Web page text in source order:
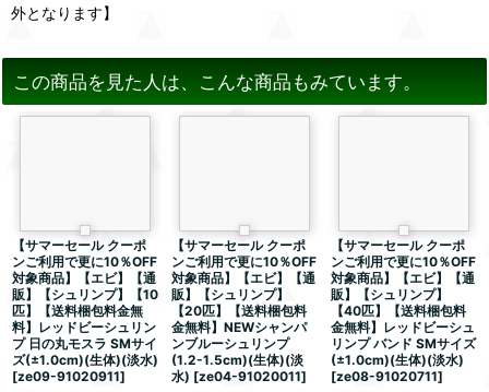
外となります】
この商品を見た人は、こんな商品もみています。
【サマーセール クーポ
ンご利用で更に10％OFF
対象商品】【エビ】【通
販】【シュリンプ】【10
匹】【送料梱包料金無
料】レッドビーシュリン
プ 日の丸モスラ SMサイ
ズ(±1.0cm)(生体)(淡水)
[ze09-91020911]
【サマーセール クーポ
ンご利用で更に10％OFF
対象商品】【エビ】【通
販】【シュリンプ】
【20匹】【送料梱包料
金無料】NEWシャンパ
ンブルーシュリンプ
(1.2-1.5cm)(生体)(淡
水) [ze04-91020011]
【サマーセール クーポ
ンご利用で更に10％OFF
対象商品】【エビ】【通
販】【シュリンプ】
【40匹】【送料梱包料
金無料】レッドビーシュ
リンプ バンド SMサイズ
(±1.0cm)(生体)(淡水)
[ze08-91020711]